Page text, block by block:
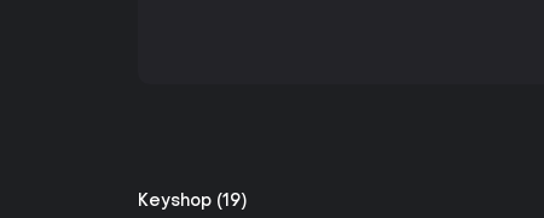
Keyshop (19)